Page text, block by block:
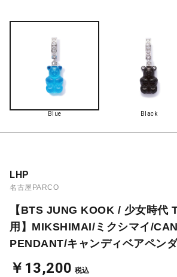
Blue Black
LHP
名古屋PARCO
【BTS JUNG KOOK / 少女時代
用】MIKSHIMAI/ミクシマイ/
PENDANT/キャンディベアペン
￥13,200 税込